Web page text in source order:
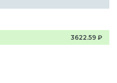
3622.59 ₽